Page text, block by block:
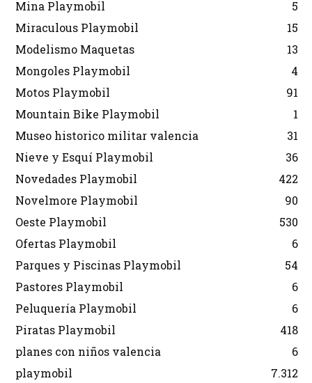
Mina Playmobil
5
Miraculous Playmobil
15
Modelismo Maquetas
13
Mongoles Playmobil
4
Motos Playmobil
91
Mountain Bike Playmobil
1
Museo historico militar valencia
31
Nieve y Esquí Playmobil
36
Novedades Playmobil
422
Novelmore Playmobil
90
Oeste Playmobil
530
Ofertas Playmobil
6
Parques y Piscinas Playmobil
54
Pastores Playmobil
6
Peluquería Playmobil
6
Piratas Playmobil
418
planes con niños valencia
6
playmobil
7.312